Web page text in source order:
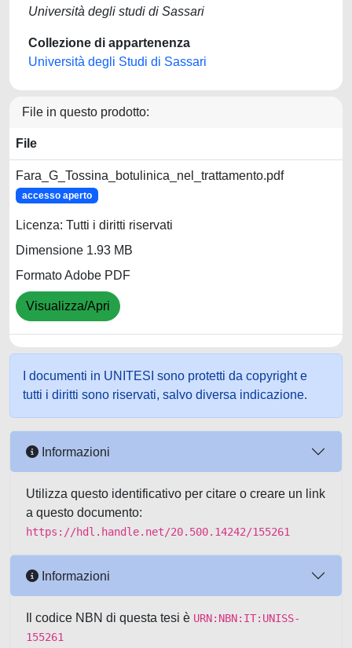
Università degli studi di Sassari
Collezione di appartenenza
Università degli Studi di Sassari
File in questo prodotto:
File
Fara_G_Tossina_botulinica_nel_trattamento.pdf
accesso aperto
Licenza: Tutti i diritti riservati
Dimensione 1.93 MB
Formato Adobe PDF
Visualizza/Apri
I documenti in UNITESI sono protetti da copyright e
tutti i diritti sono riservati, salvo diversa indicazione.
Informazioni
Utilizza questo identificativo per citare o creare un link
a questo documento:
https://hdl.handle.net/20.500.14242/155261
Informazioni
Il codice NBN di questa tesi è URN:NBN:IT:UNISS-
155261